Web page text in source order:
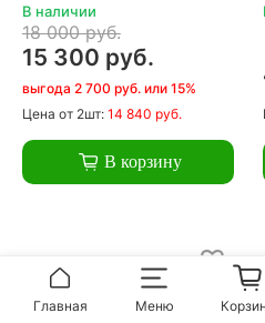
В наличии
18 000 руб.
15 300 руб.
выгода 2 700 руб. или 15%
Цена от 2шт: 14 840 руб.
В корзину
Главная Меню